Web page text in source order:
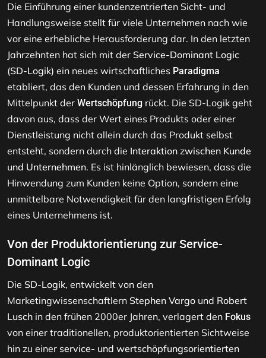
Die Einführung einer kundenzentrierten Sicht- und
Handlungsweise stellt für viele Unternehmen nach wie
vor eine erhebliche Herausforderung dar. In den letzten
Jahrzehnten hat sich mit der Service-Dominant Logic
(SD-Logik) ein neues wirtschaftliches Paradigma
etabliert, das den Kunden und dessen Erfahrung in den
Mittelpunkt der Wertschöpfung rückt. Die SD-Logik geht
davon aus, dass der Wert eines Produkts oder einer
Dienstleistung nicht allein durch das Produkt selbst
entsteht, sondern durch die Interaktion zwischen Kunde
und Unternehmen. Es ist hinlänglich bewiesen, dass die
Hinwendung zum Kunden keine Option, sondern eine
unmittelbare Notwendigkeit für den langfristigen Erfolg
eines Unternehmens ist.
Von der Produktorientierung zur Service-
Dominant Logic
Die SD-Logik, entwickelt von den
Marketingwissenschaftlern Stephen Vargo und Robert
Lusch in den frühen 2000er Jahren, verlagert den Fokus
von einer traditionellen, produktorientierten Sichtweise
hin zu einer service- und wertschöpfungsorientierten